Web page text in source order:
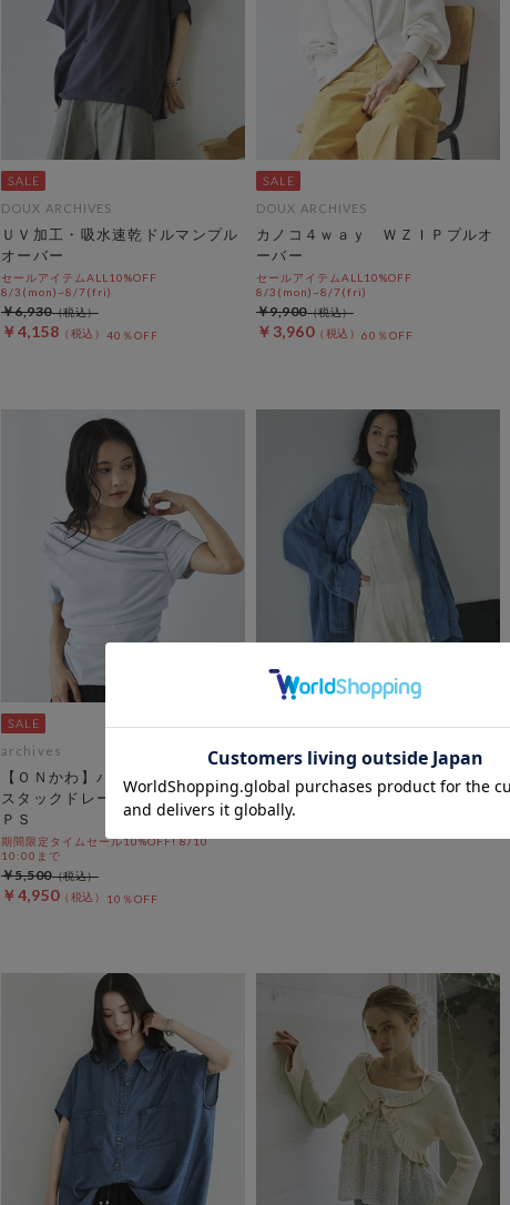
DOUX ARCHIVES
ＵＶ加工・吸水速乾ドルマンプル
オーバー
セールアイテムALL10%OFF
8/3(mon)~8/7(fri)
￥4,158 40％OFF
￥6,930
DOUX ARCHIVES
カノコ４ｗａｙ ＷＺＩＰプルオ
ーバー
セールアイテムALL10%OFF
8/3(mon)~8/7(fri)
￥3,960 60％OFF
￥9,900
archives
【ＯＮかわ】ハーフスリーブクロ
スタックドレープオフショルＴＯ
ＰＳ
期間限定タイムセール10%OFF! 8/10
10:00まで
￥4,950 10％OFF
￥5,500
￥11,990